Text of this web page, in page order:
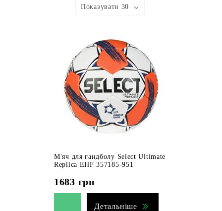
Показувати 30
М'яч для гандболу Select Ultimate
Replica EHF 357185-951
1683 грн
Детальніше